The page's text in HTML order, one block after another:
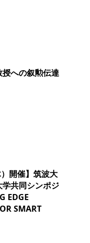
への叙勲伝達
）開催】筑波大
共同シンポジ
EDGE
SMART